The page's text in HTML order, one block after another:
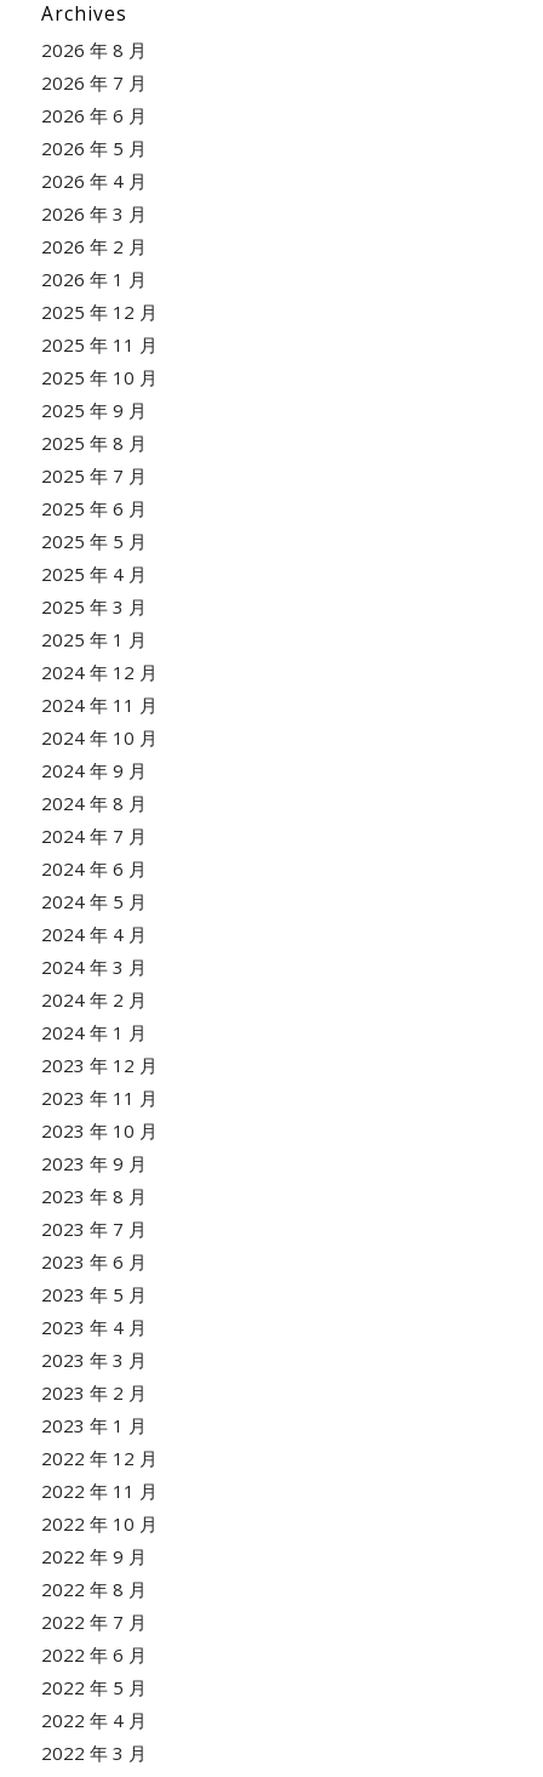
Archives
2026 年 8 月
2026 年 7 月
2026 年 6 月
2026 年 5 月
2026 年 4 月
2026 年 3 月
2026 年 2 月
2026 年 1 月
2025 年 12 月
2025 年 11 月
2025 年 10 月
2025 年 9 月
2025 年 8 月
2025 年 7 月
2025 年 6 月
2025 年 5 月
2025 年 4 月
2025 年 3 月
2025 年 1 月
2024 年 12 月
2024 年 11 月
2024 年 10 月
2024 年 9 月
2024 年 8 月
2024 年 7 月
2024 年 6 月
2024 年 5 月
2024 年 4 月
2024 年 3 月
2024 年 2 月
2024 年 1 月
2023 年 12 月
2023 年 11 月
2023 年 10 月
2023 年 9 月
2023 年 8 月
2023 年 7 月
2023 年 6 月
2023 年 5 月
2023 年 4 月
2023 年 3 月
2023 年 2 月
2023 年 1 月
2022 年 12 月
2022 年 11 月
2022 年 10 月
2022 年 9 月
2022 年 8 月
2022 年 7 月
2022 年 6 月
2022 年 5 月
2022 年 4 月
2022 年 3 月